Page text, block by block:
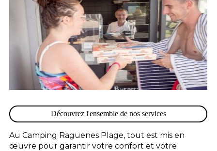
Découvrez l'ensemble de nos services
Au Camping Raguenes Plage, tout est mis en
œuvre pour garantir votre confort et votre